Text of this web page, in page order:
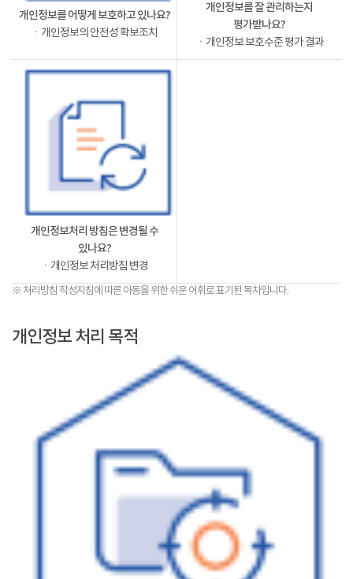
개인정보를 어떻게 보호하고 있나요?
ㆍ개인정보의 안전성 확보조치
개인정보를 잘 관리하는지
평가받나요?
ㆍ개인정보 보호수준 평가 결과
개인정보처리 방침은 변경될 수
있나요?
ㆍ개인정보 처리방침 변경
※ 처리방침 작성지침에 따른 아동을 위한 쉬운 어휘로 표기된 목차입니다.
개인정보 처리 목적